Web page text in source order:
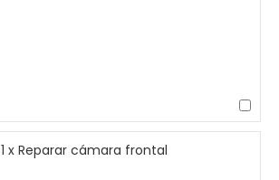
1 x Reparar cámara frontal